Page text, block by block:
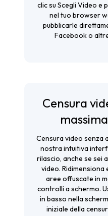
clic su Scegli Video e
nel tuo browser
pubblicarle
Facebook o
Censura
Censura video senza
nostra intuitiva
rilascio, anche se sei
video.
aree offuscate in
controlli a schermo.
in basso nella
iniziale della